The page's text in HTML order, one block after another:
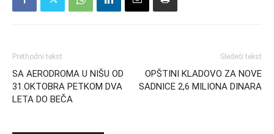
Prethodni tekst
SA AERODROMA U NIŠU OD
31.OKTOBRA PETKOM DVA
LETA DO BEČA
Sledeći tekst
OPŠTINI KLADOVO ZA NOVE
SADNICE 2,6 MILIONA DINARA